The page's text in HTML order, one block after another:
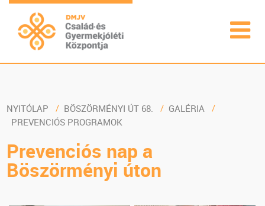
NYITÓLAP BÖSZÖRMÉNYI ÚT 68.
GALÉRIA
PREVENCIÓS PROGRAMOK
Prevenciós nap a
Böszörményi úton